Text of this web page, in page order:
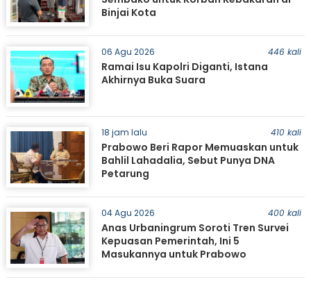
Binjai Kota
06 Agu 2026 446 kali
Ramai Isu Kapolri Diganti, Istana
Akhirnya Buka Suara
18 jam lalu 410 kali
Prabowo Beri Rapor Memuaskan untuk
Bahlil Lahadalia, Sebut Punya DNA
Petarung
04 Agu 2026 400 kali
Anas Urbaningrum Soroti Tren Survei
Kepuasan Pemerintah, Ini 5
Masukannya untuk Prabowo